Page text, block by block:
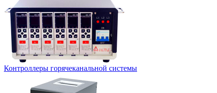
Контроллеры горячеканальной системы